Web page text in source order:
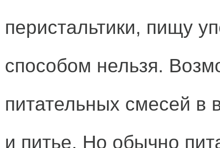
перистальтики, пищу
способом нельзя.
питательных смесей в
и питье. Но обычно